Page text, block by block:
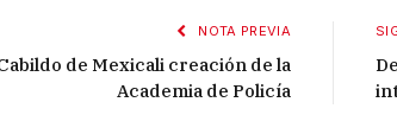
NOTA PREVIA
de Mexicali creación de la
Academia de Policía